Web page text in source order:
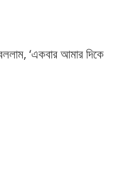
‘একবার আমার দিকে